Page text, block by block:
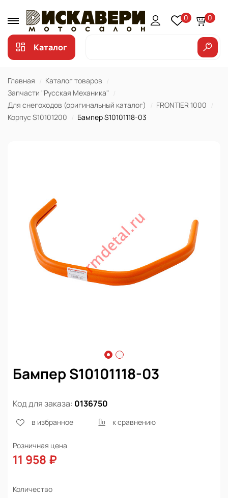
0 0
Каталог
Главная
Каталог товаров
Запчасти "Русская Механика"
Для снегоходов (оригинальный каталог)
FRONTIER 1000
Корпус S10101200
Бампер S10101118-03
Бампер S10101118-03
Код для заказа: 0136750
в избранное к сравнению
Розничная цена
11 958 ₽
Количество